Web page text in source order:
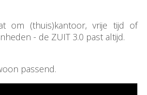
om (thuis)kantoor, vrije tijd of
- de ZUIT 3.0 past altijd.
passend.